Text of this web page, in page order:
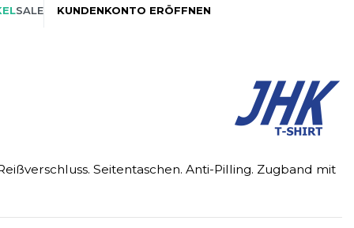
SO DENIM
SALE KUNDENKONTO ERÖFFNEN
Seitentaschen. Anti-Pilling. Zugband mit